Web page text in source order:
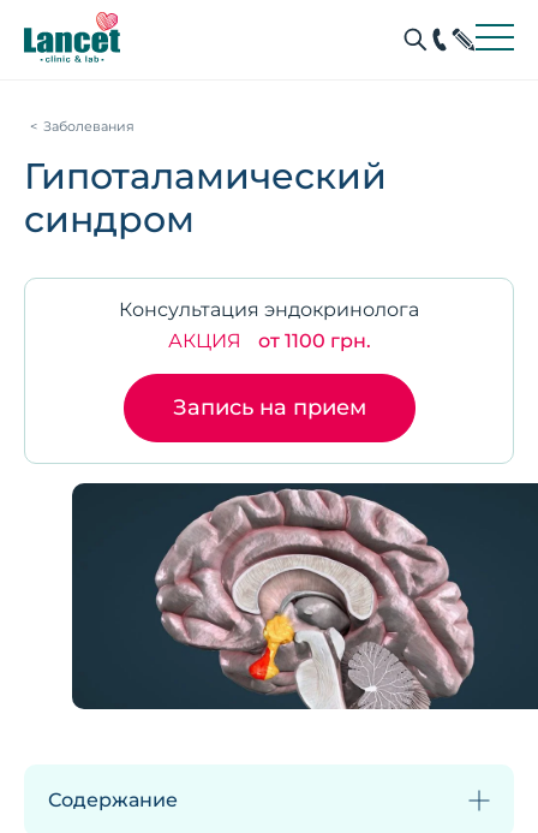
Заболевания
Гипоталамический
синдром
Консультация эндокринолога
АКЦИЯ
от 1100 грн.
Запись на прием
Содержание